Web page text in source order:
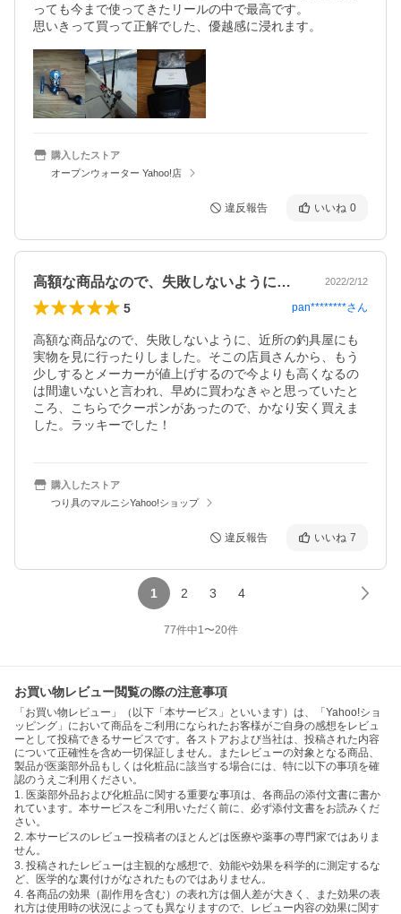
っても今まで使ってきたリールの中で最高です。
思いきって買って正解でした、優越感に浸れます。
購入したストア
オープンウォーター Yahoo!店
違反報告 いいね 0
高額な商品なので、失敗しないように、近… 2022/2/12
5 pan********さん
高額な商品なので、失敗しないように、近所の釣具屋にも
実物を見に行ったりしました。そこの店員さんから、もう
少しするとメーカーが値上げするので今よりも高くなるの
は間違いないと言われ、早めに買わなきゃと思っていたと
ころ、こちらでクーポンがあったので、かなり安く買えま
した。ラッキーでした！
購入したストア
つり具のマルニシYahoo!ショップ
違反報告 いいね 7
1 2 3 4
77件中1〜20件
お買い物レビュー閲覧の際の注意事項
「お買い物レビュー」（以下「本サービス」といいます）は、「Yahoo!ショ
ッピング」において商品をご利用になられたお客様がご自身の感想をレビュ
ーとして投稿できるサービスです。各ストアおよび当社は、投稿された内容
について正確性を含め一切保証しません。またレビューの対象となる商品、
製品が医薬部外品もしくは化粧品に該当する場合には、特に以下の事項を確
認のうえご利用ください。
1. 医薬部外品および化粧品に関する重要な事項は、各商品の添付文書に書か
れています。本サービスをご利用いただく前に、必ず添付文書をお読みくだ
さい。
2. 本サービスのレビュー投稿者のほとんどは医療や薬事の専門家ではありま
せん。
3. 投稿されたレビューは主観的な感想で、効能や効果を科学的に測定するな
ど、医学的な裏付けがなされたものではありません。
4. 各商品の効果（副作用を含む）の表れ方は個人差が大きく、また効果の表
れ方は使用時の状況によっても異なりますので、レビュー内容の効果に関す